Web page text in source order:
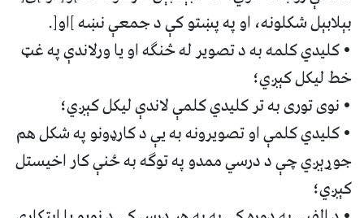
بېلابېل شکلونه، او په پښتو کې د جمعې نښه ]او[.
• کليدي کلمه به د تصوير له څنګه او يا ورلاندې په غټ
خط ليکل کېږي؛
• نوی توری به تر کليدي کلمې لاندې ليکل کېږي؛
• کليدي کلمې او تصويرونه به يې د کارډونو په شکل هم
جوړېږي چې د درسي ممدو په توګه به ځنې کار اخيستل
کېږي؛